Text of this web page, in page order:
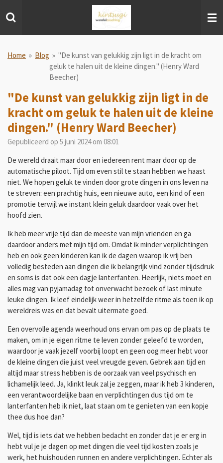
direct
hoofdinhoud
Home » Blog » "De kunst van gelukkig zijn ligt in de kracht om
geluk te halen uit de kleine dingen." (Henry Ward
Beecher)
"De kunst van gelukkig zijn ligt in de
kracht om geluk te halen uit de kleine
dingen." (Henry Ward Beecher)
Gepubliceerd op 5 juni 2024 om 08:01
De wereld draait maar door en iedereen rent maar door op de
automatische piloot. Tijd om even stil te staan hebben we haast
niet. We hopen geluk te vinden door grote dingen in ons leven na
te streven: een prachtig huis, een nieuwe auto, een kind of een
promotie terwijl we instant klein geluk daardoor vaak over het
hoofd zien.
Ik heb meer vrije tijd dan de meeste van mijn vrienden en ga
daardoor anders met mijn tijd om. Omdat ik minder verplichtingen
heb en ook geen kinderen kan ik de dagen waarop ik vrij ben
volledig besteden aan dingen die ik belangrijk vind zonder tijdsdruk
en soms is dat ook een dagje lanterfanten. Heerlijk, niets moet en
alles mag van pyjamadag tot onverwacht bezoek of last minute
leuke dingen. Ik leef eindelijk weer in hetzelfde ritme als toen ik op
wereldreis was en dat bevalt uitermate goed.
Een overvolle agenda weerhoud ons ervan om pas op de plaats te
maken, om in je eigen ritme te leven zonder geleefd te worden,
waardoor je vaak jezelf voorbij loopt en geen oog meer hebt voor
de kleine dingen die juist veel vreugde geven. Gebrek aan tijd en
altijd maar stress hebben is de oorzaak van veel psychisch en
lichamelijk leed. Ja, klinkt leuk zal je zeggen, maar ik heb 3 kinderen,
een verantwoordelijke baan en verplichtingen dus tijd om te
lanterfanten heb ik niet, laat staan om te genieten van een kopje
thee dus hoe dan?
Wel, tijd is iets dat we hebben bedacht en zonder dat je er erg in
hebt vul je je dagen op met dingen die veel tijd kosten zoals je
werk, het huishouden runnen en andere verplichtingen. Echter als